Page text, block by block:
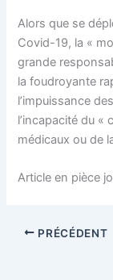
Alors que se
Covid-19, la «
grande
la foudroyante
l’impuissance
l’incapacité du «
médicaux ou de
Article en pièce
PRÉCÉDENT